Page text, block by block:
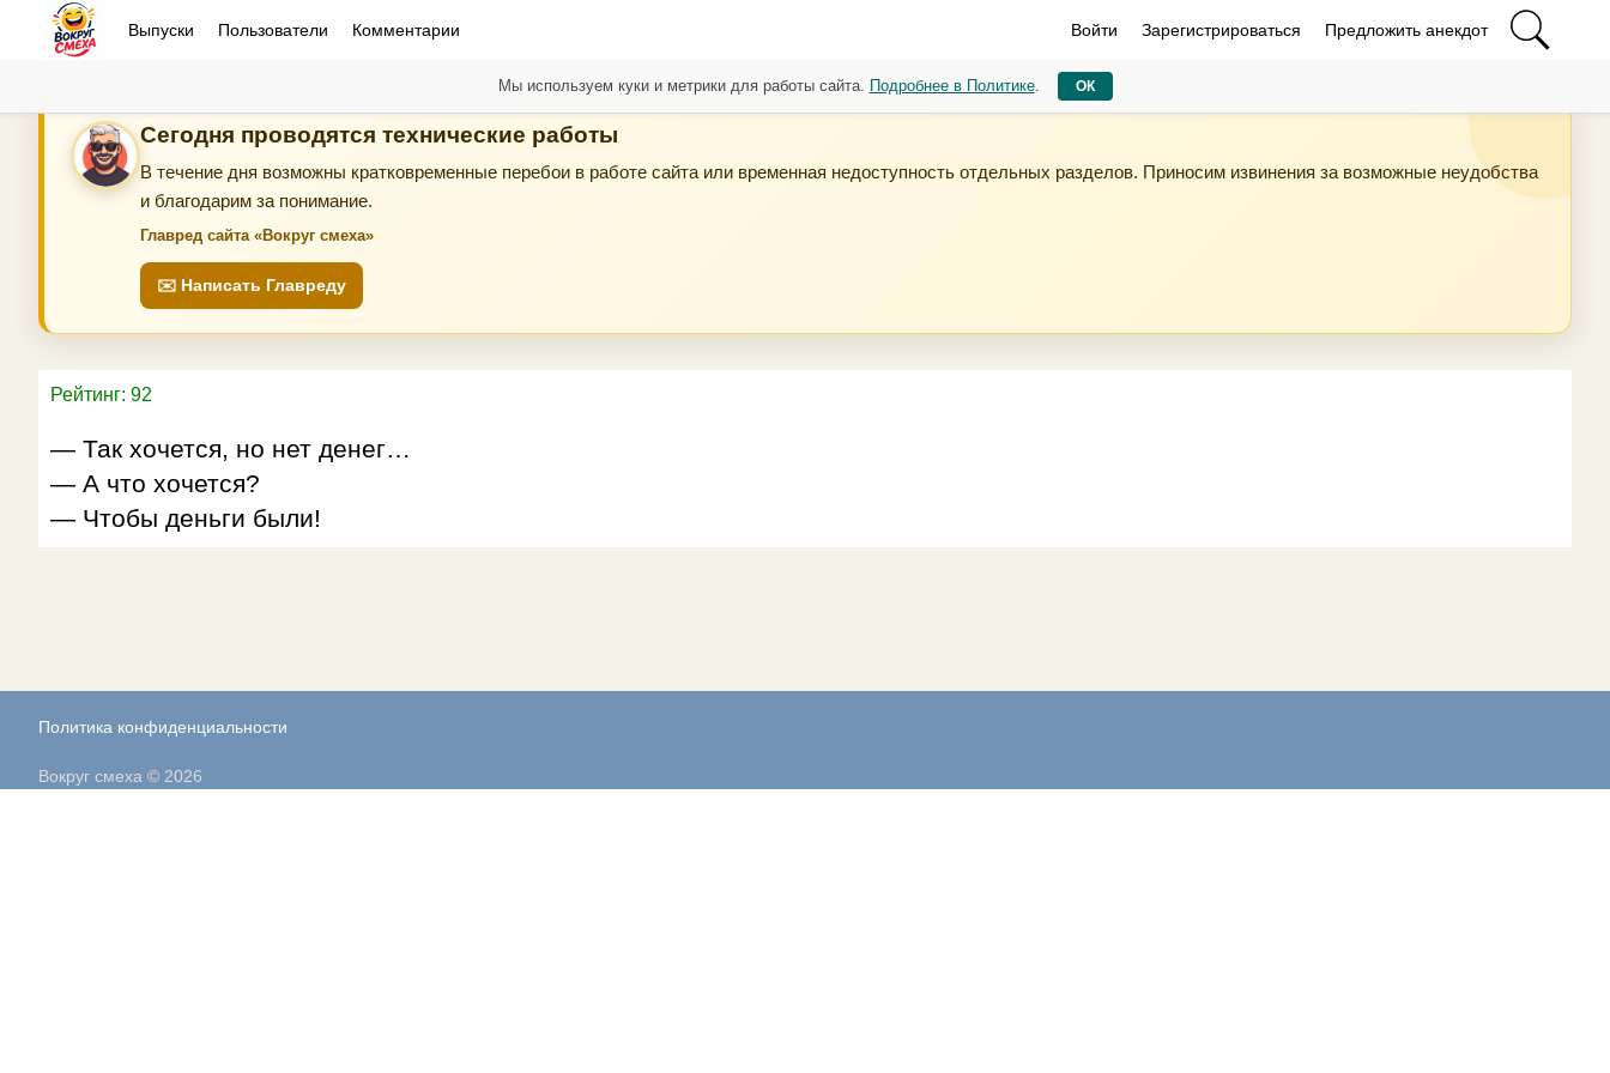
Выпуски Пользователи Комментарии Войти Зарегистрироваться Предложить анекдот
Сегодня проводятся технические работы
В течение дня возможны кратковременные перебои в работе сайта или временная недоступность отдельных разделов. Приносим извинения за возможные неудобства
и благодарим за понимание.
Главред сайта «Вокруг смеха»
✉️ Написать Главреду
Рейтинг: 92
— Так хочется, но нет денег…
— А что хочется?
— Чтобы деньги были!
Политика конфиденциальности
Мы используем куки и метрики для работы сайта. Подробнее в Политике. ОК
Вокруг смеха © 2026